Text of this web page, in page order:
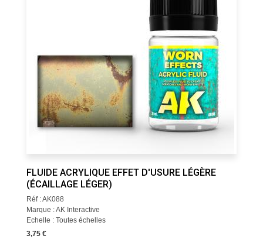
FLUIDE ACRYLIQUE EFFET D'USURE LÉGÈRE
(ÉCAILLAGE LÉGER)
Réf : AK088
Marque : AK Interactive
Echelle : Toutes échelles
3,75 €